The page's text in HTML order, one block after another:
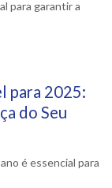
para garantir a
para 2025:
do Seu
é essencial para